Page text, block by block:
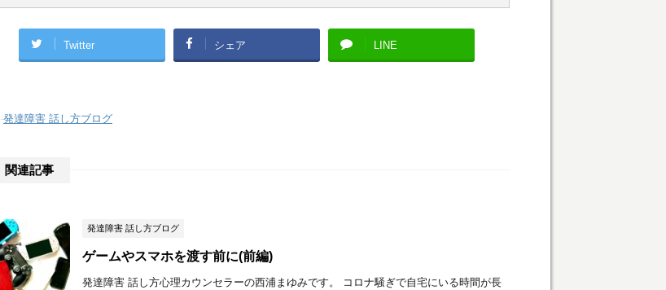
Twitter シェア LINE
-発達障害 話し方ブログ
関連記事
発達障害 話し方ブログ
ゲームやスマホを渡す前に(前編)
発達障害 話し方心理カウンセラーの西浦まゆみです。 コロナ騒ぎで自宅にいる時間が長